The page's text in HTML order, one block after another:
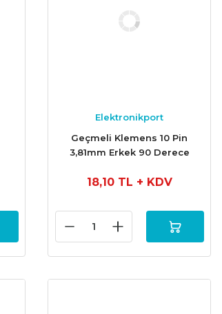
Elektronikport
Geçmeli Klemens 10 Pin
3,81mm Erkek 90 Derece
18,10 TL + KDV